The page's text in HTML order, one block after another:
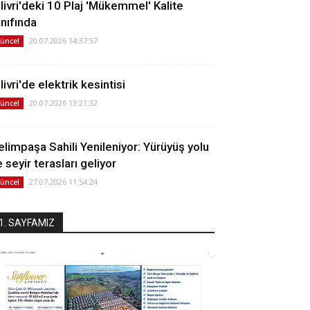
10 Plaj 'Mükemmel' Kalite
20.07.2026 14:37:57
elektrik kesintisi
20.07.2026 13:21:32
Sahili Yenileniyor: Yürüyüş yolu
seyir terasları geliyor
27.07.2026 11:54:24
1. SAYFAMIZ